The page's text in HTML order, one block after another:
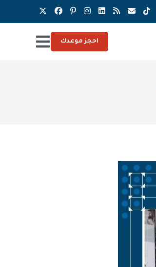
احجز موعدك